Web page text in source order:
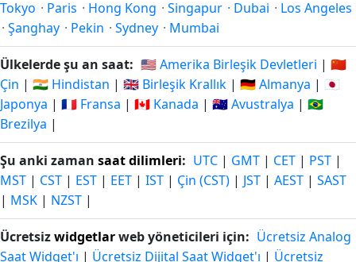
Tokyo · Paris · Hong Kong · Singapur · Dubai · Los Angeles
· Şanghay · Pekin · Sydney · Mumbai
Ülkelerde şu an saat: 🇺🇸 Amerika Birleşik Devletleri | 🇨🇳
Çin | 🇮🇳 Hindistan | 🇬🇧 Birleşik Krallık | 🇩🇪 Almanya | 🇯🇵
Japonya | 🇫🇷 Fransa | 🇨🇦 Kanada | 🇦🇺 Avustralya | 🇧🇷
Brezilya |
Şu anki zaman saat dilimleri: UTC | GMT | CET | PST |
MST | CST | EST | EET | IST | Çin (CST) | JST | AEST | SAST
| MSK | NZST |
Ücretsizwidgetlarweb yöneticileri için: Ücretsiz Analog
Saat Widget'ı | Ücretsiz Dijital Saat Widget'ı | Ücretsiz